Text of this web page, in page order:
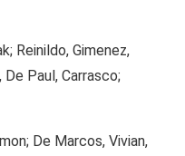
Reinildo, Gimenez,
Paul, Carrasco;
De Marcos, Vivian,